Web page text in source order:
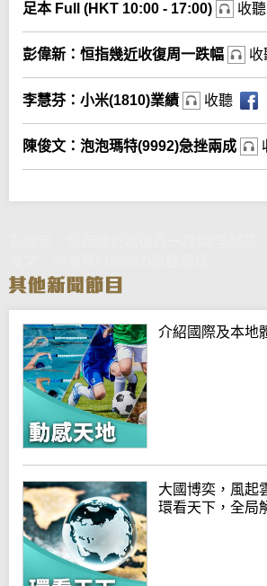
足本 Full (HKT 10:00 - 17:00) 收聽
彭偉新：恒指幾近收復周一跌幅 收
李慧芬：小米(1810)業績 收聽
陳俊文：泡泡瑪特(9992)急挫兩成
介紹國際及本地
大國博奕，風起
環看天下，全局